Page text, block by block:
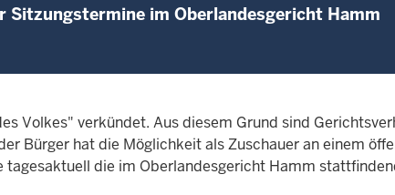
Sitzungstermine im Oberlandesgericht Hamm
Volkes" verkündet. Aus diesem Grund sind
Bürger hat die Möglichkeit als Zuschauer an einem
die im Oberlandesgericht Hamm